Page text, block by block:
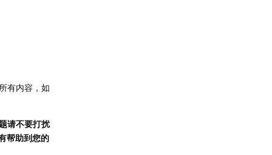
有内容，如
请不要打扰
帮助到您的